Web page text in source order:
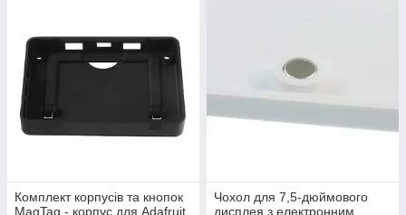
Комплект корпусів та кнопок
MagTag - корпус для Adafruit
Чохол для 7,5-дюймового
дисплея з електронним